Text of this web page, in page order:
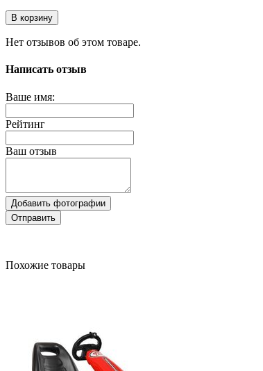
В корзину
Нет отзывов об этом товаре.
Написать отзыв
Ваше имя:
Рейтинг
Ваш отзыв
Добавить фотографии
Отправить
Похожие товары